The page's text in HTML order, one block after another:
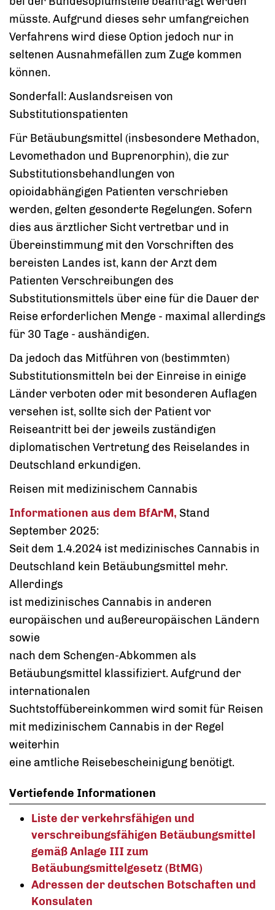
müsste. Aufgrund dieses sehr umfangreichen
Verfahrens wird diese Option jedoch nur in
seltenen Ausnahmefällen zum Zuge kommen
können.
Sonderfall: Auslandsreisen von
Substitutionspatienten
Für Betäubungsmittel (insbesondere Methadon,
Levomethadon und Buprenorphin), die zur
Substitutionsbehandlungen von
opioidabhängigen Patienten verschrieben
werden, gelten gesonderte Regelungen. Sofern
dies aus ärztlicher Sicht vertretbar und in
Übereinstimmung mit den Vorschriften des
bereisten Landes ist, kann der Arzt dem
Patienten Verschreibungen des
Substitutionsmittels über eine für die Dauer der
Reise erforderlichen Menge - maximal allerdings
für 30 Tage - aushändigen.
Da jedoch das Mitführen von (bestimmten)
Substitutionsmitteln bei der Einreise in einige
Länder verboten oder mit besonderen Auflagen
versehen ist, sollte sich der Patient vor
Reiseantritt bei der jeweils zuständigen
diplomatischen Vertretung des Reiselandes in
Deutschland erkundigen.
Rei­sen mit me­di­zi­ni­schem Can­na­bis
Informationen aus dem BfArM, Stand
September 2025:
Seit dem 1.4.2024 ist medizinisches Cannabis in
Deutschland kein Betäubungsmittel mehr.
Allerdings
ist medizinisches Cannabis in anderen
europäischen und außereuropäischen Ländern
sowie
nach dem Schengen-Abkommen als
Betäubungsmittel klassifiziert. Aufgrund der
internationalen
Suchtstoffübereinkommen wird somit für Reisen
mit medizinischem Cannabis in der Regel
weiterhin
eine amtliche Reisebescheinigung benötigt.
Vertiefende Informationen
Liste der verkehrsfähigen und
verschreibungsfähigen Betäubungsmittel
gemäß Anlage III zum
Betäubungsmittelgesetz (BtMG)
Adressen der deutschen Botschaften und
Konsulaten